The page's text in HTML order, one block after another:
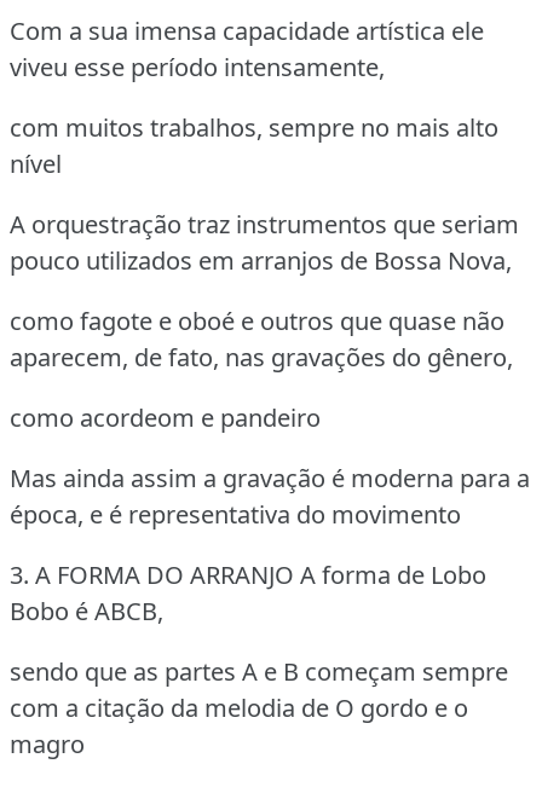
Com a sua imensa capacidade artística ele
viveu esse período intensamente,
com muitos trabalhos, sempre no mais alto
nível
A orquestração traz instrumentos que seriam
pouco utilizados em arranjos de Bossa Nova,
como fagote e oboé e outros que quase não
aparecem, de fato, nas gravações do gênero,
como acordeom e pandeiro
Mas ainda assim a gravação é moderna para a
época, e é representativa do movimento
3. A FORMA DO ARRANJO A forma de Lobo
Bobo é ABCB,
sendo que as partes A e B começam sempre
com a citação da melodia de O gordo e o
magro